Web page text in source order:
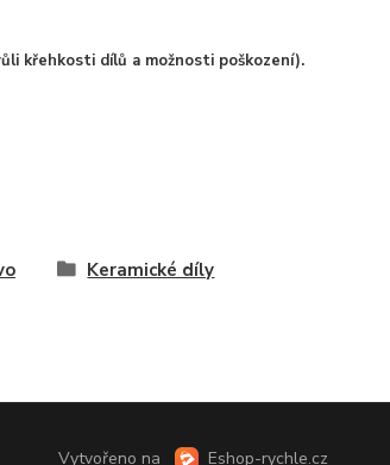
křehkosti dílů a možnosti poškození).
Keramické díly
Vytvořeno na Eshop-rychle.cz